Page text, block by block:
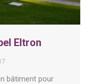
Eltron
bâtiment pour